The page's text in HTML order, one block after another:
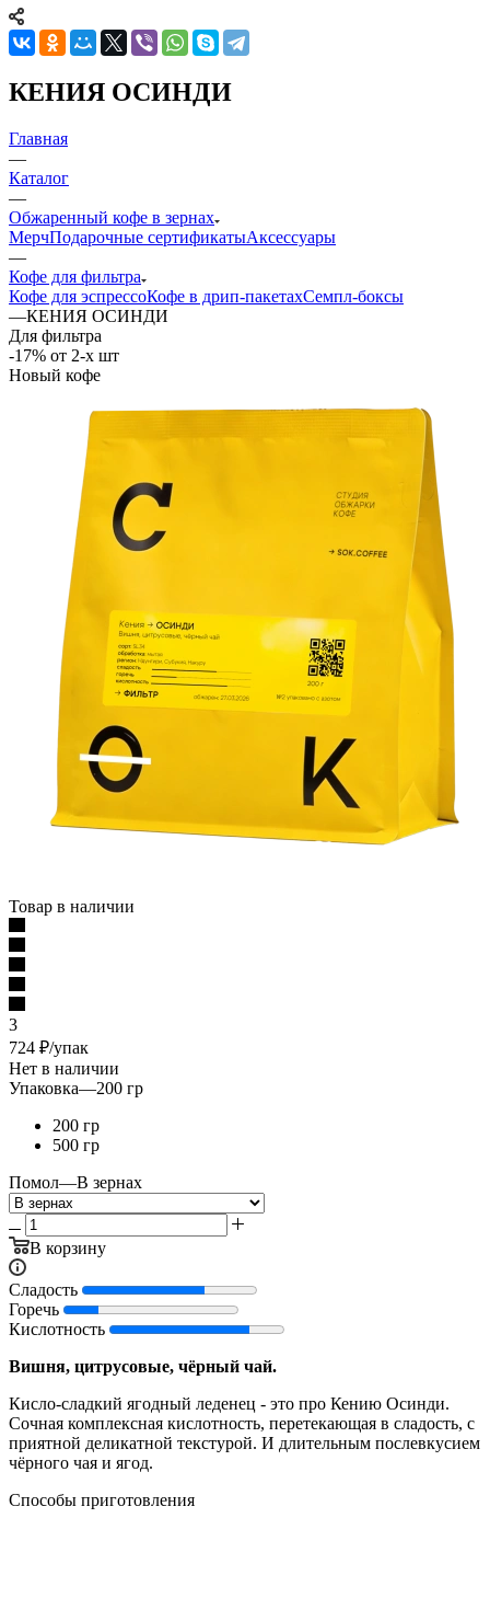
КЕНИЯ ОСИНДИ
Главная
—
Каталог
—
Обжаренный кофе в зернах
МерчПодарочные сертификатыАксессуары
—
Кофе для фильтра
Кофе для эспрессоКофе в дрип-пакетахСемпл-боксы
—КЕНИЯ ОСИНДИ
Для фильтра
-17% от 2-х шт
Новый кофе
Товар в наличии
3
724 ₽/упак
Нет в наличии
Упаковка—200 гр
200 гр
500 гр
Помол—В зернах
В корзину
Сладость
Горечь
Кислотность
Вишня, цитрусовые, чёрный чай.
Кисло-сладкий ягодный леденец - это про Кению Осинди.
Сочная комплексная кислотность, перетекающая в сладость, с
приятной деликатной текстурой. И длительным послевкусием
чёрного чая и ягод.
Способы приготовления